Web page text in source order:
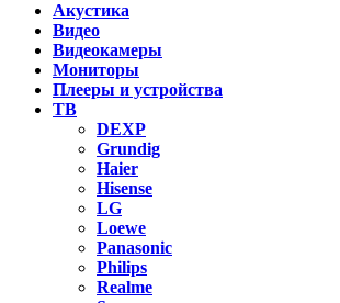
Акустика
Видео
Видеокамеры
Мониторы
Плееры и устройства
ТВ
DEXP
Grundig
Haier
Hisense
LG
Loewe
Panasonic
Philips
Realme